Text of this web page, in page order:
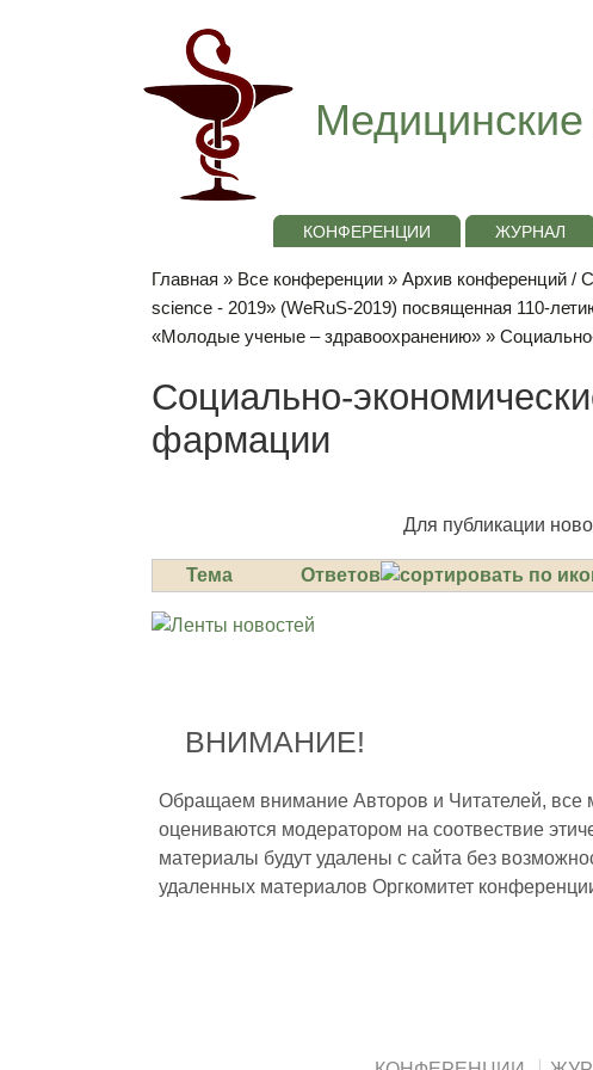
КОНФЕРЕНЦИИ ЖУРНАЛ
Главная » Все конференции » Архив конференций /
science - 2019» (WeRuS-2019) посвященная 110-
«Молодые ученые – здравоохранению» »
Социально-
фармации
Для публикации
Тема Ответов
ВНИМАНИЕ!
Обращаем внимание Авторов и Читателей, все
оцениваются модератором на соотвествие
материалы будут удалены с сайта без
удаленных материалов Оргкомитет